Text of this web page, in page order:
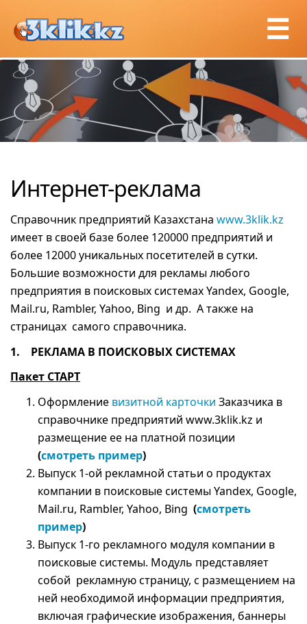
☰
Интернет-реклама
Справочник предприятий Казахстана www.3klik.kz
имеет в своей базе более 120000 предприятий и
более 12000 уникальных посетителей в сутки.
Большие возможности для рекламы любого
предприятия в поисковых системах Yandex, Google,
Mail.ru, Rambler, Yahoo, Bing и др. А также на
страницах самого справочника.
1. РЕКЛАМА В ПОИСКОВЫХ СИСТЕМАХ
Пакет СТАРТ
Оформление визитной карточки Заказчика в
справочнике предприятий www.3klik.kz и
размещение ее на платной позиции
(смотреть пример)
Выпуск 1-ой рекламной статьи о продуктах
компании в поисковые системы Yandex, Google,
Mail.ru, Rambler, Yahoo, Bing (смотреть
пример)
Выпуск 1-го рекламного модуля компании в
поисковые системы. Модуль представляет
собой рекламную страницу, с размещением на
ней необходимой информации предприятия,
включая графические изображения, баннеры